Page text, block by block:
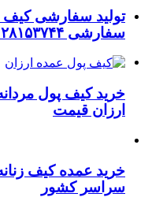
تولید سفارشی
سفارشی ۰۹۱۲۸۱۵۳۷۴۴
خرید کیف پول
ارزان قیمت
خرید عمده کیف
سراسر کشور